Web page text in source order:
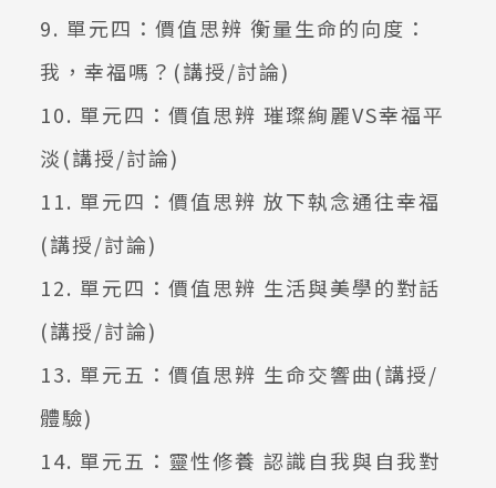
9. 單元四：價值思辨 衡量生命的向度：
我，幸福嗎？(講授/討論)
10. 單元四：價值思辨 璀璨絢麗VS幸福平
淡(講授/討論)
11. 單元四：價值思辨 放下執念通往幸福
(講授/討論)
12. 單元四：價值思辨 生活與美學的對話
(講授/討論)
13. 單元五：價值思辨 生命交響曲(講授/
體驗)
14. 單元五：靈性修養 認識自我與自我對